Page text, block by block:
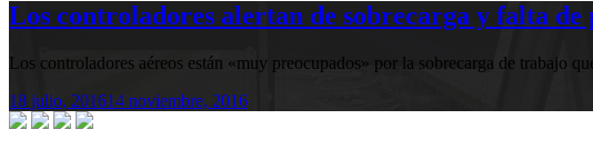
Los controladores alertan de sobrecarga y falta
Los controladores aéreos están «muy preocupados» por la sobrecarga de trabajo
18 julio, 201614 noviembre, 2016